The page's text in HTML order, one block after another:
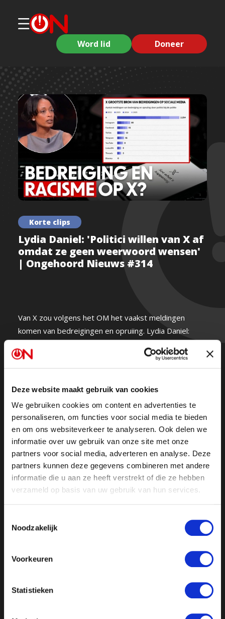
Deze website maakt gebruik van cookies
We gebruiken cookies om content en advertenties te
personaliseren, om functies voor social media te bieden
en om ons websiteverkeer te analyseren. Ook delen we
informatie over uw gebruik van onze site met onze
partners voor social media, adverteren en analyse. Deze
partners kunnen deze gegevens combineren met andere
informatie die u aan ze heeft verstrekt of die ze hebben
verzameld op basis van uw gebruik van hun services.
Noodzakelijk
Voorkeuren
Statistieken
Word lid Doneer
Korte clips
Lydia Daniel: 'Politici willen van X af
omdat ze geen weerwoord wensen'
| Ongehoord Nieuws #314
Van X zou volgens het OM het vaakst meldingen
komen van bedreigingen en opruiing. Lydia Daniel:
"Bedreigingen en onwelgevallige opmerkingen worden
op één hoop gegooid, en vervolgens kun je op de
andere platforms niet meer zeggen dat een
willen is dat zij geen weerwoord wensen."
Ongehoord Nieuws gemist?Kijk de hele uitzending
hier terug.